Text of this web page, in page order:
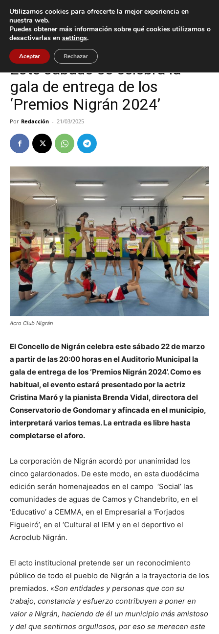
Inicio Cultura / Ocio
Cultura / Ocio Nigrán
Este sábado se celebra la
gala de entrega de los
‘Premios Nigrán 2024’
Por Redacción - 21/03/2025
Acro Club Nigrán
El Concello de Nigrán celebra este sábado 22 de marzo
a partir de las 20:00 horas en el Auditorio Municipal la
gala de entrega de los ‘Premios Nigrán 2024’. Como es
habitual, el evento estará presentado por la actriz
Cristina Maró y la pianista Brenda Vidal, directora del
Conservatorio de Gondomar y afincada en el municipio,
interpretará varios temas. La entrada es libre hasta
completarse el aforo.
La corporación de Nigrán acordó por unanimidad los
cinco galardonados. De este modo, en esta duodécima
edición serán homenajeados en el campo ‘Social’ las
comunidades de aguas de Camos y Chandebrito, en el
‘Educativo’ a CEMMA, en el Empresarial a ‘Forjados
Figueiró’, en el ‘Cultural el IEM y en el deportivo el
Acroclub Nigrán.
El acto institucional pretende ser un reconocimiento
público de todo el pueblo de Nigrán a la trayectoria de los
premiados. «Son entidades y personas que con su
trabajo, constancia y esfuerzo contribuyen a poner en
valor a Nigrán, haciendo de él un municipio más amistoso
y del que sentirnos orgullosos, por eso se merecen este
Utilizamos cookies para ofrecerte la mejor experiencia en
nuestra web.
Puedes obtener más información sobre qué cookies utilizamos o
desactivarlas en settings.
Aceptar Rechazar